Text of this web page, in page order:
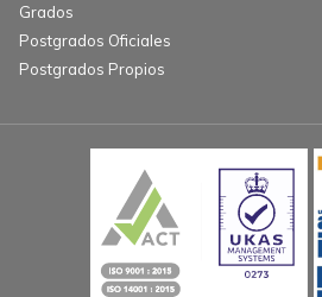
Grados
Postgrados Oficiales
Postgrados Propios